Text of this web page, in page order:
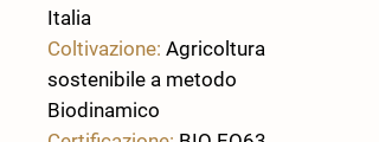
Italia
Coltivazione: Agricoltura
sostenibile a metodo
Biodinamico